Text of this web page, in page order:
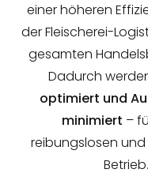
einer höheren
der Fleischerei-
gesamten
Dadurch
optimiert und
minimiert –
reibungslosen
Betrieb.